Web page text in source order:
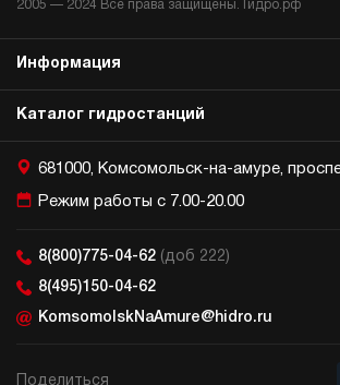
2005 — 2024 Все права защищены. Гидро.рф
Каталог гидростанций
Информация
681000, Комсомольск-на-амуре,
Режим работы с 7.00-20.00
8(800)775-04-62 (доб 222)
8(495)150-04-62
KomsomolskNaAmure@hidro.ru
Поделиться